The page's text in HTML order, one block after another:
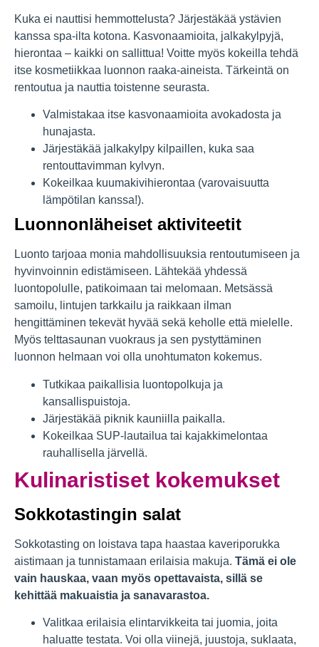
Kuka ei nauttisi hemmottelusta? Järjestäkää ystävien
kanssa spa-ilta kotona. Kasvonaamioita, jalkakylpyjä,
hierontaa – kaikki on sallittua! Voitte myös kokeilla tehdä
itse kosmetiikkaa luonnon raaka-aineista. Tärkeintä on
rentoutua ja nauttia toistenne seurasta.
Valmistakaa itse kasvonaamioita avokadosta ja
hunajasta.
Järjestäkää jalkakylpy kilpaillen, kuka saa
rentouttavimman kylvyn.
Kokeilkaa kuumakivihierontaa (varovaisuutta
lämpötilan kanssa!).
Luonnonläheiset aktiviteetit
Luonto tarjoaa monia mahdollisuuksia rentoutumiseen ja
hyvinvoinnin edistämiseen. Lähtekää yhdessä
luontopolulle, patikoimaan tai melomaan. Metsässä
samoilu, lintujen tarkkailu ja raikkaan ilman
hengittäminen tekevät hyvää sekä keholle että mielelle.
Myös telttasaunan vuokraus ja sen pystyttäminen
luonnon helmaan voi olla unohtumaton kokemus.
Tutkikaa paikallisia luontopolkuja ja
kansallispuistoja.
Järjestäkää piknik kauniilla paikalla.
Kokeilkaa SUP-lautailua tai kajakkimelontaa
rauhallisella järvellä.
Kulinaristiset kokemukset
Sokkotastingin salat
Sokkotasting on loistava tapa haastaa kaveriporukka
aistimaan ja tunnistamaan erilaisia makuja. Tämä ei ole
vain hauskaa, vaan myös opettavaista, sillä se
kehittää makuaistia ja sanavarastoa.
Valitkaa erilaisia elintarvikkeita tai juomia, joita
haluatte testata. Voi olla viinejä, juustoja, suklaata,